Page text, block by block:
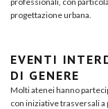
progettazione urbana.
EVENTI
DI GENERE
Molti atenei hanno
con iniziative trasversali a